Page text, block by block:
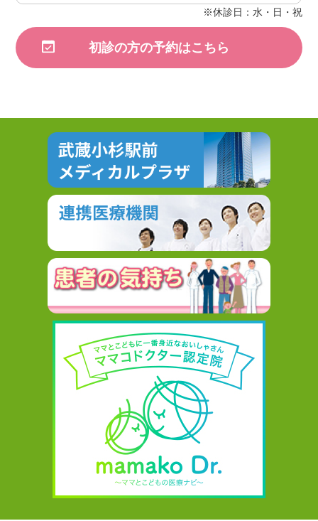
※休診日：水・日・祝
初診の方の予約はこちら